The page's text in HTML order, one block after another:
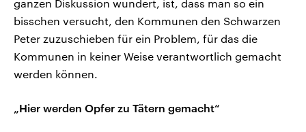
ganzen Diskussion wundert, ist, dass man so ein
bisschen versucht, den Kommunen den Schwarzen
Peter zuzuschieben für ein Problem, für das die
Kommunen in keiner Weise verantwortlich gemacht
werden können.
„Hier werden Opfer zu Tätern gemacht“